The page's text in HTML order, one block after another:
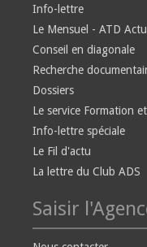
Info-lettre
Le Mensuel - ATD
Conseil en diagonale
Recherche
Dossiers
Le service Formation
Info-lettre spéciale
Le Fil d'actu
La lettre du Club ADS
Saisir